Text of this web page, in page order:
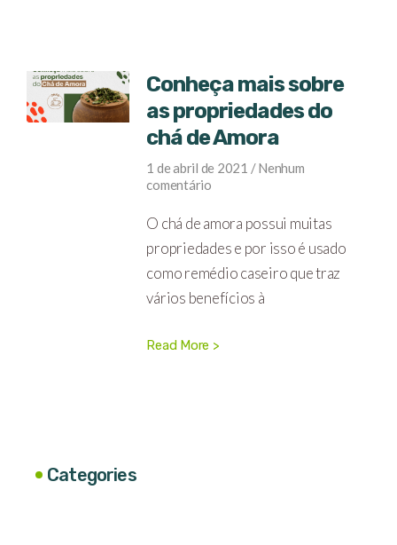
Conheça mais sobre
as propriedades do
chá de Amora
1 de abril de 2021
Nenhum
comentário
O chá de amora possui muitas
propriedades e por isso é usado
como remédio caseiro que traz
vários benefícios à
Read More >
Categories